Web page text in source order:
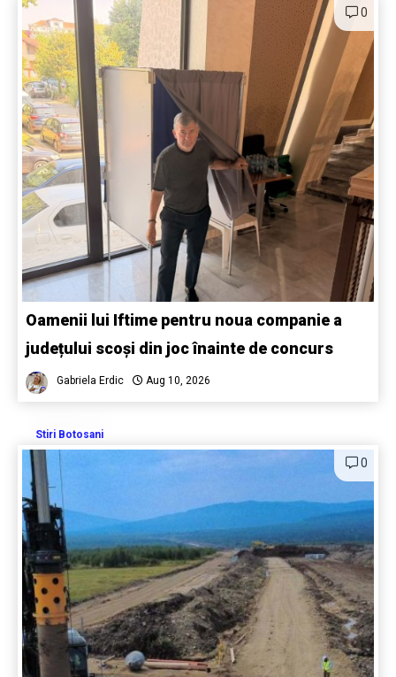
0
Oamenii lui Iftime pentru noua companie a
județului scoși din joc înainte de concurs
Gabriela Erdic Aug 10, 2026
Stiri Botosani
0